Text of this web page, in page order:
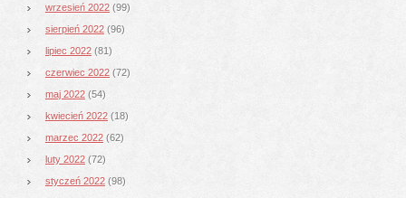
wrzesień 2022 (99)
sierpień 2022 (96)
lipiec 2022 (81)
czerwiec 2022 (72)
maj 2022 (54)
kwiecień 2022 (18)
marzec 2022 (62)
luty 2022 (72)
styczeń 2022 (98)